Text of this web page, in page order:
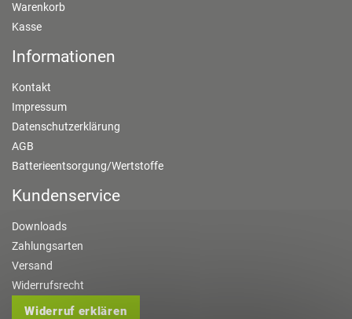
Warenkorb
Kasse
Informationen
Kontakt
Impressum
Datenschutzerklärung
AGB
Batterieentsorgung/Wertstoffe
Kundenservice
Downloads
Zahlungsarten
Versand
Widerrufsrecht
Widerruf erklären